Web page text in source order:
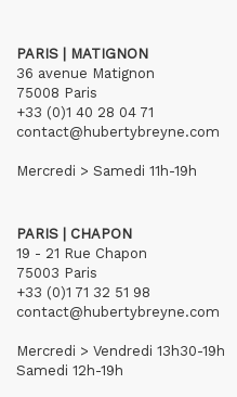
PARIS | MATIGNON
36 avenue Matignon
75008 Paris
+33 (0)1 40 28 04 71
contact@hubertybreyne.com
Mercredi > Samedi 11h-19h
PARIS | CHAPON
19 - 21 Rue Chapon
75003 Paris
+33 (0)1 71 32 51 98
contact@hubertybreyne.com
Mercredi > Vendredi 13h30-19h
Samedi 12h-19h